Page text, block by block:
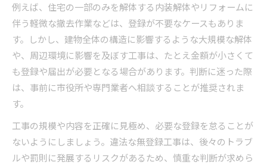
例えば、住宅の一部のみを解体する内装解体やリフォームに
伴う軽微な撤去作業などは、登録が不要なケースもありま
す。しかし、建物全体の構造に影響するような大規模な解体
や、周辺環境に影響を及ぼす工事は、たとえ金額が小さくて
も登録や届出が必要となる場合があります。判断に迷った際
は、事前に市役所や専門業者へ相談することが推奨されま
す。
工事の規模や内容を正確に見極め、必要な登録を怠ることが
ないようにしましょう。違法な無登録工事は、後々のトラブ
ルや罰則に発展するリスクがあるため、慎重な判断が求めら